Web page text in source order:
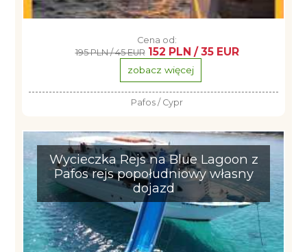
Cena od:
195 PLN / 45 EUR 152 PLN / 35 EUR
zobacz więcej
Pafos / Cypr
Wycieczka Rejs na Blue Lagoon z
Pafos rejs popołudniowy własny
dojazd